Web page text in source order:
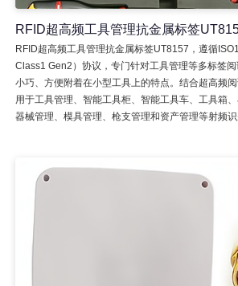
RFID超高频工具管理抗金属标签
RFID超高频工具管理抗金属标签UT8157，遵循
Class1 Gen2）协议，专门针对工具管理等多标签
小巧、方便附着在小型工具上的特点。结合超高频
用于工具管理、智能工具柜、智能工具车、工具箱
器械管理、模具管理、枪支管理和资产管理等射频